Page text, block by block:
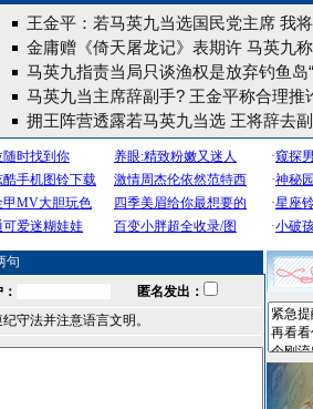
王金平：若马英九当选国民党主席 我
金庸赠《倚天屠龙记》表期许 马英九
马英九指责当局只谈渔权是放弃钓鱼岛
马英九当主席辞副手? 王金平称合理推
拥王阵营透露若马英九当选 王将辞去
句
匿名发出：
守法并注意语言文明。